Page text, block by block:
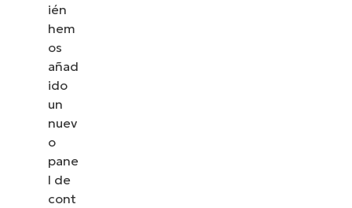
ién
hem
os
añad
ido
un
nuev
o
pane
l de
cont